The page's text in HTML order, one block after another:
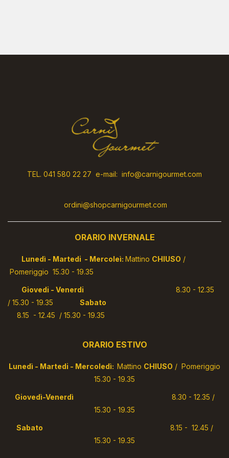
TEL. 041 580 22 27 e-mail: info@carnigourmet.com
ordini@shopcarnigourmet.com
ORARIO INVERNALE
Lunedì - Martedi - Mercoleì: Mattino CHIUSO /
Pomeriggio 15.30 - 19.35
Giovedi - Venerdi 8.30 - 12.35
/ 15.30 - 19.35
Sabato
8.15 - 12.45 / 15.30 - 19.35
ORARIO ESTIVO
Lunedì - Martedi - Mercoledì: Mattino CHIUSO / Pomeriggio
15.30 - 19.35
Giovedì-Venerdì 8.30 - 12.35 /
15.30 - 19.35
Sabato 8.15 - 12.45 /
15.30 - 19.35